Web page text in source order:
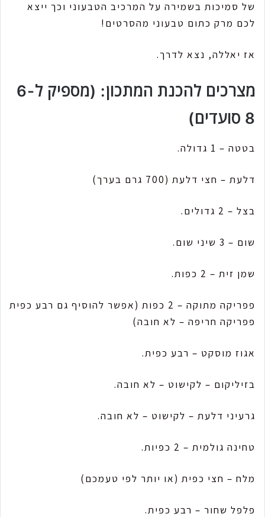
של סמיכות בשמירה על המרכיב הטבעוני וכך ייצא
לכם מרק כתום טבעוני מהסרטים!
אז יאללה, נצא לדרך.
מצרכים להכנת המתכון: (מספיק ל6-
8 סועדים)
בטטה – 1 גדולה.
דלעת – חצי דלעת (700 גרם בערך)
בצל – 2 גדולים.
שום – 3 שיני שום.
שמן זית – 2 כפות.
פפריקה מתוקה – 2 כפות (אפשר להוסיף גם רבע כפית
פפריקה חריפה – לא חובה)
אגוז מוסקט – רבע כפית.
בזיליקום – לקישוט – לא חובה.
גרעיני דלעת – לקישוט – לא חובה.
טחינה גולמית – 2 כפיות.
מלח – חצי כפית (או יותר לפי טעמכם)
פלפל שחור – רבע כפית.